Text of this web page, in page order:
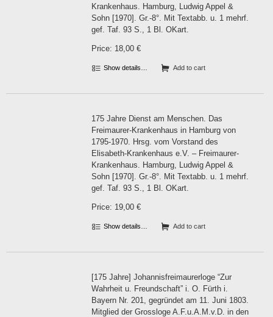
Krankenhaus. Hamburg, Ludwig Appel &
Sohn [1970]. Gr.-8°. Mit Textabb. u. 1 mehrf.
gef. Taf. 93 S., 1 Bl. OKart.
Price: 18,00 €
Show details… Add to cart
175 Jahre Dienst am Menschen. Das
Freimaurer-Krankenhaus in Hamburg von
1795-1970. Hrsg. vom Vorstand des
Elisabeth-Krankenhaus e.V. – Freimaurer-
Krankenhaus. Hamburg, Ludwig Appel &
Sohn [1970]. Gr.-8°. Mit Textabb. u. 1 mehrf.
gef. Taf. 93 S., 1 Bl. OKart.
Price: 19,00 €
Show details… Add to cart
[175 Jahre] Johannisfreimaurerloge “Zur
Wahrheit u. Freundschaft” i. O. Fürth i.
Bayern Nr. 201, gegründet am 11. Juni 1803.
Mitglied der Grossloge A.F.u.A.M.v.D. in den